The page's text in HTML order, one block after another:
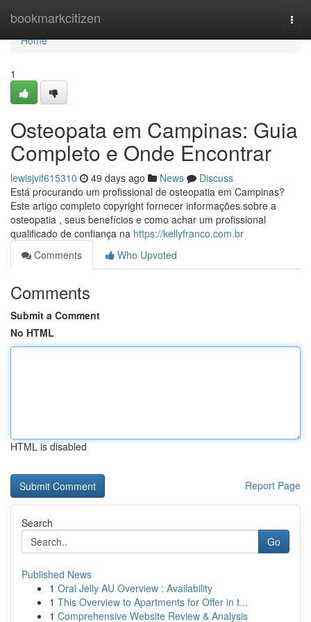
bookmarkcitizen
Home
Home
1
Osteopata em Campinas: Guia
Completo e Onde Encontrar
lewisjvif615310 49 days ago News
Discuss
Está procurando um profissional de osteopatia em Campinas?
Este artigo completo copyright fornecer informações sobre a
osteopatia , seus benefícios e como achar um profissional
qualificado de confiança na https://kellyfranco.com.br
Comments
Who Upvoted
Comments
Submit a Comment
No HTML
HTML is disabled
Report Page
Search
Go
Published News
1 Oral Jelly AU Overview : Availability
1 This Overview to Apartments for Offer in t...
1 Comprehensive Website Review & Analysis